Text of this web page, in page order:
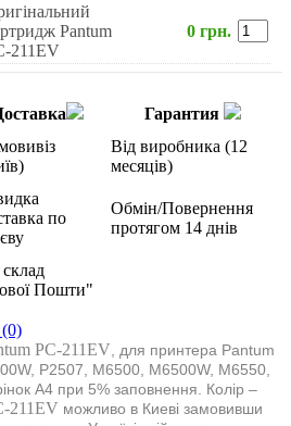
Pantum
211EV
0 грн.
Гарантия
Від виробника (12
месяців)
по
Обмін/Повернення
протягом 14 днів
Пошти"
PC-211EV , для принтера Pantum
P2507, M6500, M6500W, M6550,
А4 при 5% заповнення. Колір –
211EV можливо в Киеві замовивши